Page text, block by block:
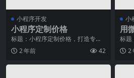
小程序开发
小程序定制价格
标题：小程序定制价格，打造专属
品牌形象的非常佳选择随着移动互
联网的快速发展，小程
2 年前 42
小
用
标题
新
和移
2